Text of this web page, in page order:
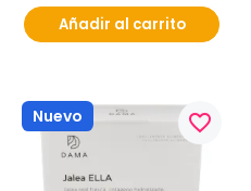
Añadir al carrito
Nuevo favorite_border